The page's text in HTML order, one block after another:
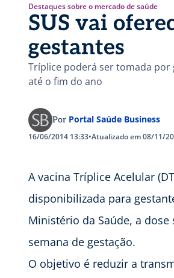
Destaques sobre o mercado de saúde
SUS vai
gestantes
Tríplice poderá ser tomada por
até o fim do ano
Por Portal Saúde Business
16/06/2014 13:33•Atualizado em 08/11/
A vacina Tríplice Acelular
disponibilizada para
Ministério da Saúde, a
semana de gestação.
O objetivo é reduzir a